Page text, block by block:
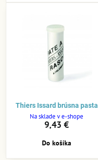
Thiers Issard brúsna pasta
Na sklade v e-shope
9,43 €
Do košíka